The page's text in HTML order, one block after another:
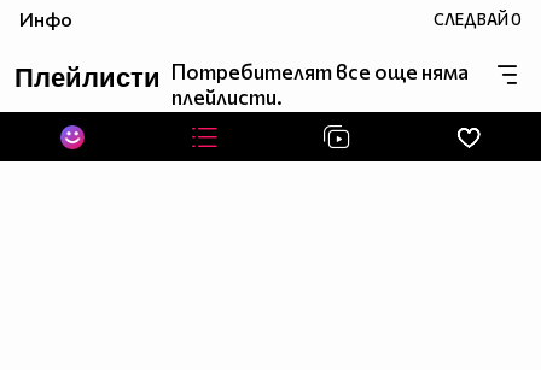
Инфо СЛЕДВАЙ0
Плейлисти Потребителят все още няма
плейлисти.